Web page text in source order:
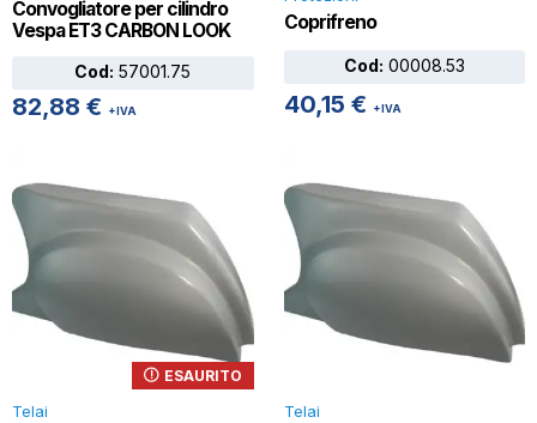
Convogliatore per cilindro
Vespa ET3 CARBON LOOK
Cod: 57001.75
82,88 € +IVA
Coprifreno
Cod: 00008.53
40,15 € +IVA
Telai
ESAURITO
Telai